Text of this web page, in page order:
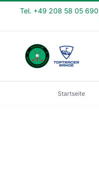
Tel. +49 208 58 05 690
Startseite